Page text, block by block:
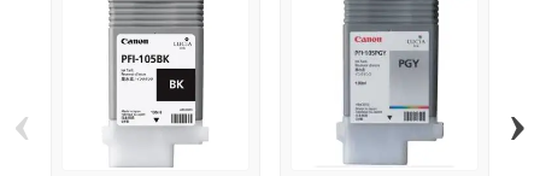
‹ ›